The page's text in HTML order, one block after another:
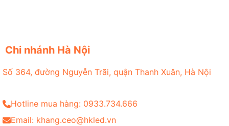
Chi nhánh Hà Nội
Số 364, đường Nguyễn Trãi, quận Thanh Xuân, Hà Nội
Hotline mua hàng: 0933.734.666
Email: khang.ceo@hkled.vn